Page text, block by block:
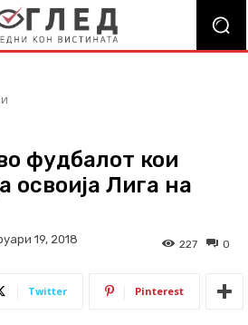
фудбалот кои
освоија Лига на
19, 2018 0
227
Twitter Pinterest